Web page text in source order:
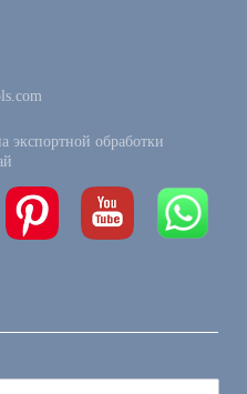
экспортной обработки